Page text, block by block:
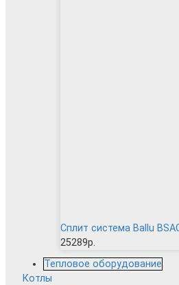
Сплит система Ballu
25289р.
Тепловое оборудование
Котлы